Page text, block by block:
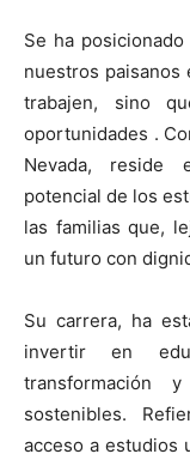
Se ha
nuestros paisanos
trabajen, sino
oportunidades .
Nevada, reside
potencial de los
las familias que,
un futuro con
Su carrera, ha
invertir en
transformación
sostenibles.
acceso a estudios